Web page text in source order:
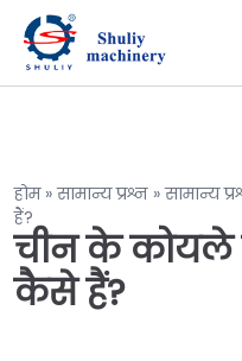
होम»सामान्य प्रश्न »सामान्य
हैं?
चीन के कोयले
कैसे हैं?